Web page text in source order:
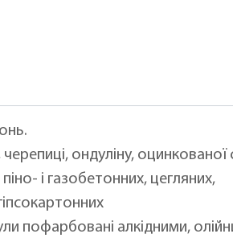
ондуліну, оцинкованої
і газобетонних, цегляних,
пофарбовані алкідними,